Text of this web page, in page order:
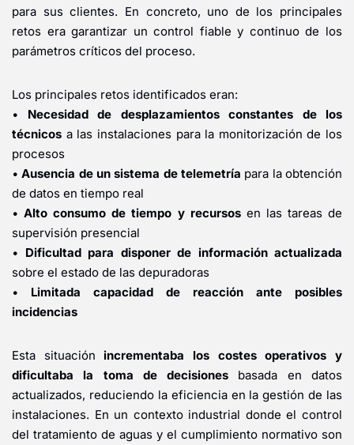
para sus clientes. En concreto, uno de los principales
retos era garantizar un control fiable y continuo de los
parámetros críticos del proceso.
Los principales retos identificados eran:
• Necesidad de desplazamientos constantes de los
técnicos a las instalaciones para la monitorización de los
procesos
•Ausencia de un sistema de telemetría para la obtención
de datos en tiempo real
• Alto consumo de tiempo y recursosen las tareas de
supervisión presencial
• Dificultad para disponer de información actualizada
sobre el estado de las depuradoras
• Limitada capacidad de reacción ante posibles
incidencias
Esta situación incrementaba los costes operativos y
dificultaba la toma de decisiones basada en datos
actualizados, reduciendo la eficiencia en la gestión de las
instalaciones. En un contexto industrial donde el control
del tratamiento de aguas y el cumplimiento normativo son